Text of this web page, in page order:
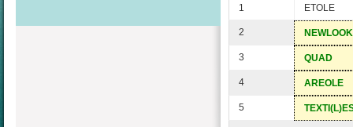
1 ETOLE
2 NEWLOOK
3 QUAD
4 AREOLE
5